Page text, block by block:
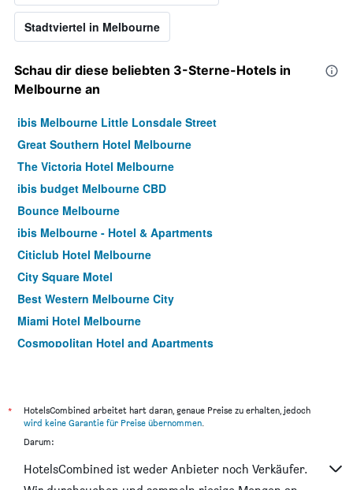
Stadtviertel in Melbourne
Schau dir diese beliebten 3-Sterne-Hotels in
Melbourne an
ibis Melbourne Little Lonsdale Street
Great Southern Hotel Melbourne
The Victoria Hotel Melbourne
ibis budget Melbourne CBD
Bounce Melbourne
ibis Melbourne - Hotel & Apartments
Citiclub Hotel Melbourne
City Square Motel
Best Western Melbourne City
Miami Hotel Melbourne
Cosmopolitan Hotel and Apartments
Essence Hotel Carlton
Arrow On Swanston
Lily Sands Inn
*
HotelsCombined arbeitet hart daran, genaue Preise zu erhalten, jedoch
wird keine Garantie für Preise übernommen.
Darum:
HotelsCombined ist weder Anbieter noch Verkäufer.